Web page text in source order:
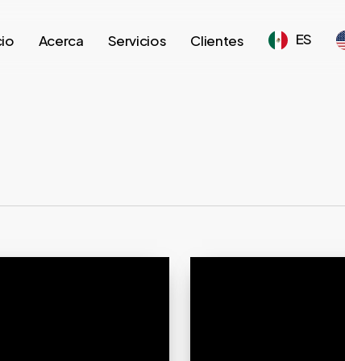
Acerca Servicios Clientes ES